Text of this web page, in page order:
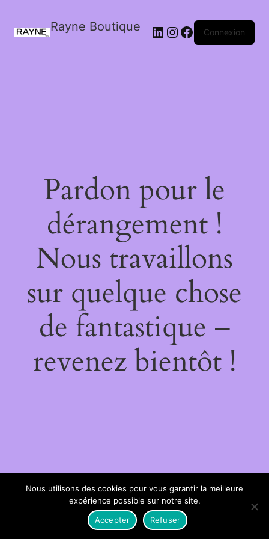
Rayne Boutique Connexion
Pardon pour le
dérangement !
Nous travaillons
sur quelque chose
de fantastique –
revenez bientôt !
Nous utilisons des cookies pour vous garantir la meilleure
expérience possible sur notre site.
Accepter
Refuser